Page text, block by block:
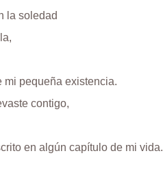
la soledad
mi pequeña existencia.
contigo,
en algún capítulo de mi vida.